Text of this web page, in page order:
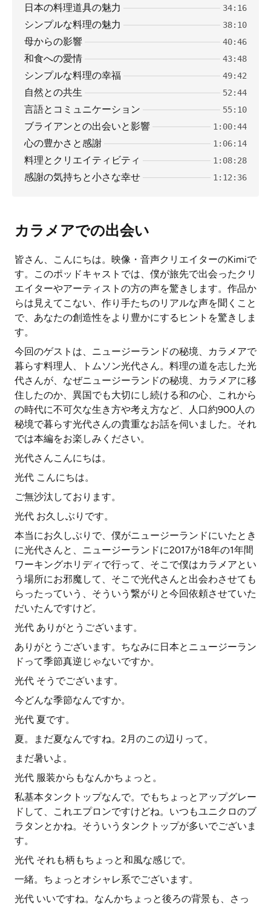
日本の料理道具の魅力 34:16
シンプルな料理の魅力 38:10
母からの影響 40:46
和食への愛情 43:48
シンプルな料理の幸福 49:42
自然との共生 52:44
言語とコミュニケーション 55:10
ブライアンとの出会いと影響 1:00:44
心の豊かさと感謝 1:06:14
料理とクリエイティビティ 1:08:28
感謝の気持ちと小さな幸せ 1:12:36
カラメアでの出会い
皆さん、こんにちは。映像・音声クリエイターのKimiで
す。このポッドキャストでは、僕が旅先で出会ったクリ
エイターやアーティストの方の声を驚きします。作品か
らは見えてこない、作り手たちのリアルな声を聞くこと
で、あなたの創造性をより豊かにするヒントを驚きしま
す。
今回のゲストは、ニュージーランドの秘境、カラメアで
暮らす料理人、トムソン光代さん。料理の道を志した光
代さんが、なぜニュージーランドの秘境、カラメアに移
住したのか、異国でも大切にし続ける和の心、これから
の時代に不可欠な生き方や考え方など、人口約900人の
秘境で暮らす光代さんの貴重なお話を伺いました。それ
では本編をお楽しみください。
光代さんこんにちは。
光代 こんにちは。
ご無沙汰しております。
光代 お久しぶりです。
本当にお久しぶりで、僕がニュージーランドにいたとき
に光代さんと、ニュージーランドに2017が18年の1年間
ワーキングホリディで行って、そこで僕はカラメアとい
う場所にお邪魔して、そこで光代さんと出会わさせても
らったっていう、そういう繋がりと今回依頼させていた
だいたんですけど。
光代 ありがとうございます。
ありがとうございます。ちなみに日本とニュージーラン
ドって季節真逆じゃないですか。
光代 そうでございます。
今どんな季節なんですか。
光代 夏です。
夏。まだ夏なんですね。2月のこの辺りって。
まだ暑いよ。
光代 服装からもなんかちょっと。
私基本タンクトップなんで。でもちょっとアップグレー
ドして、これエプロンですけどね。いつもユニクロのブ
ラタンとかね。そういうタンクトップが多いでございま
す。
光代 それも柄もちょっと和風な感じで。
一緒。ちょっとオシャレ系でございます。
光代 いいですね。なんかちょっと後ろの背景も、さっ